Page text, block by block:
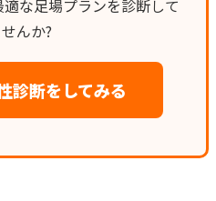
な足場プランを診断して
んか?
診断をしてみる